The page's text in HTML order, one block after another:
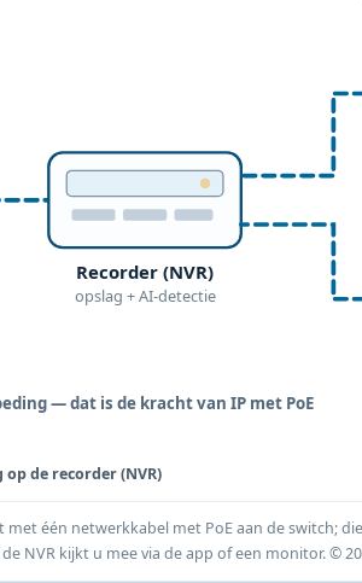
Recorder (NVR)
opslag + AI-detectie
— dat is de kracht van IP met PoE
op de recorder (NVR)
één netwerkkabel met PoE aan de switch;
NVR kijkt u mee via de app of een monitor. ©